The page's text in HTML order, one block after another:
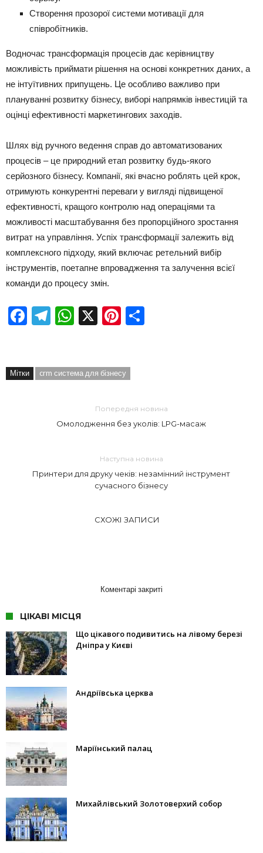
Створення прозорої системи мотивації для
співробітників.
Водночас трансформація процесів дає керівництву
можливість приймати рішення на основі конкретних даних, а
не інтуїтивних припущень. Це особливо важливо при
плануванні розвитку бізнесу, виборі напрямків інвестицій та
оцінці ефективності маркетингових заходів.
Шлях від ручного ведення справ до автоматизованих
процесів – це природний етап розвитку будь-якого
серйозного бізнесу. Компанії, які вчасно роблять цей крок,
отримують конкурентні переваги у вигляді підвищеної
ефективності, кращого контролю над операціями та
можливості масштабування без пропорційного зростання
витрат на управління. Успіх трансформації залежить від
комплексного підходу, який включає ретельний вибір
інструментів, поетапне впровадження та залучення всієї
команди до процесу змін.
Facebook
Telegram
WhatsApp
X Pinterest
Мітки crm система для бізнесу
Попередня новина
Омолодження без уколів: LPG-масаж
Наступна новина
Принтери для друку чеків: незамінний інструмент
сучасного бізнесу
СХОЖІ ЗАПИСИ
Коментарі закриті
ЦІКАВІ МІСЦЯ
Що цікавого подивитись на лівому березі
Дніпра у Києві
Андріївська церква
Маріїнський палац
Михайлівський Золотоверхий собор